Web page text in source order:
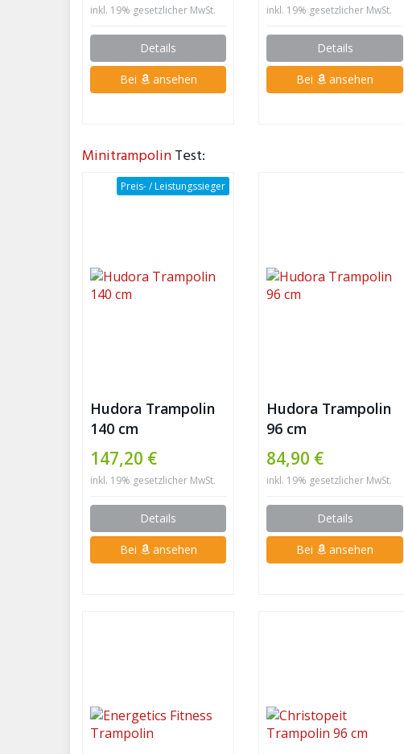
inkl. 19% gesetzlicher MwSt.
Details
Bei ansehen
inkl. 19% gesetzlicher MwSt.
Details
Bei ansehen
MinitrampolinTest:
Preis- / Leistungssieger
Hudora Trampolin
140 cm
147,20 €
inkl. 19% gesetzlicher MwSt.
Details
Bei ansehen
Hudora Trampolin
96 cm
84,90 €
inkl. 19% gesetzlicher MwSt.
Details
Bei ansehen